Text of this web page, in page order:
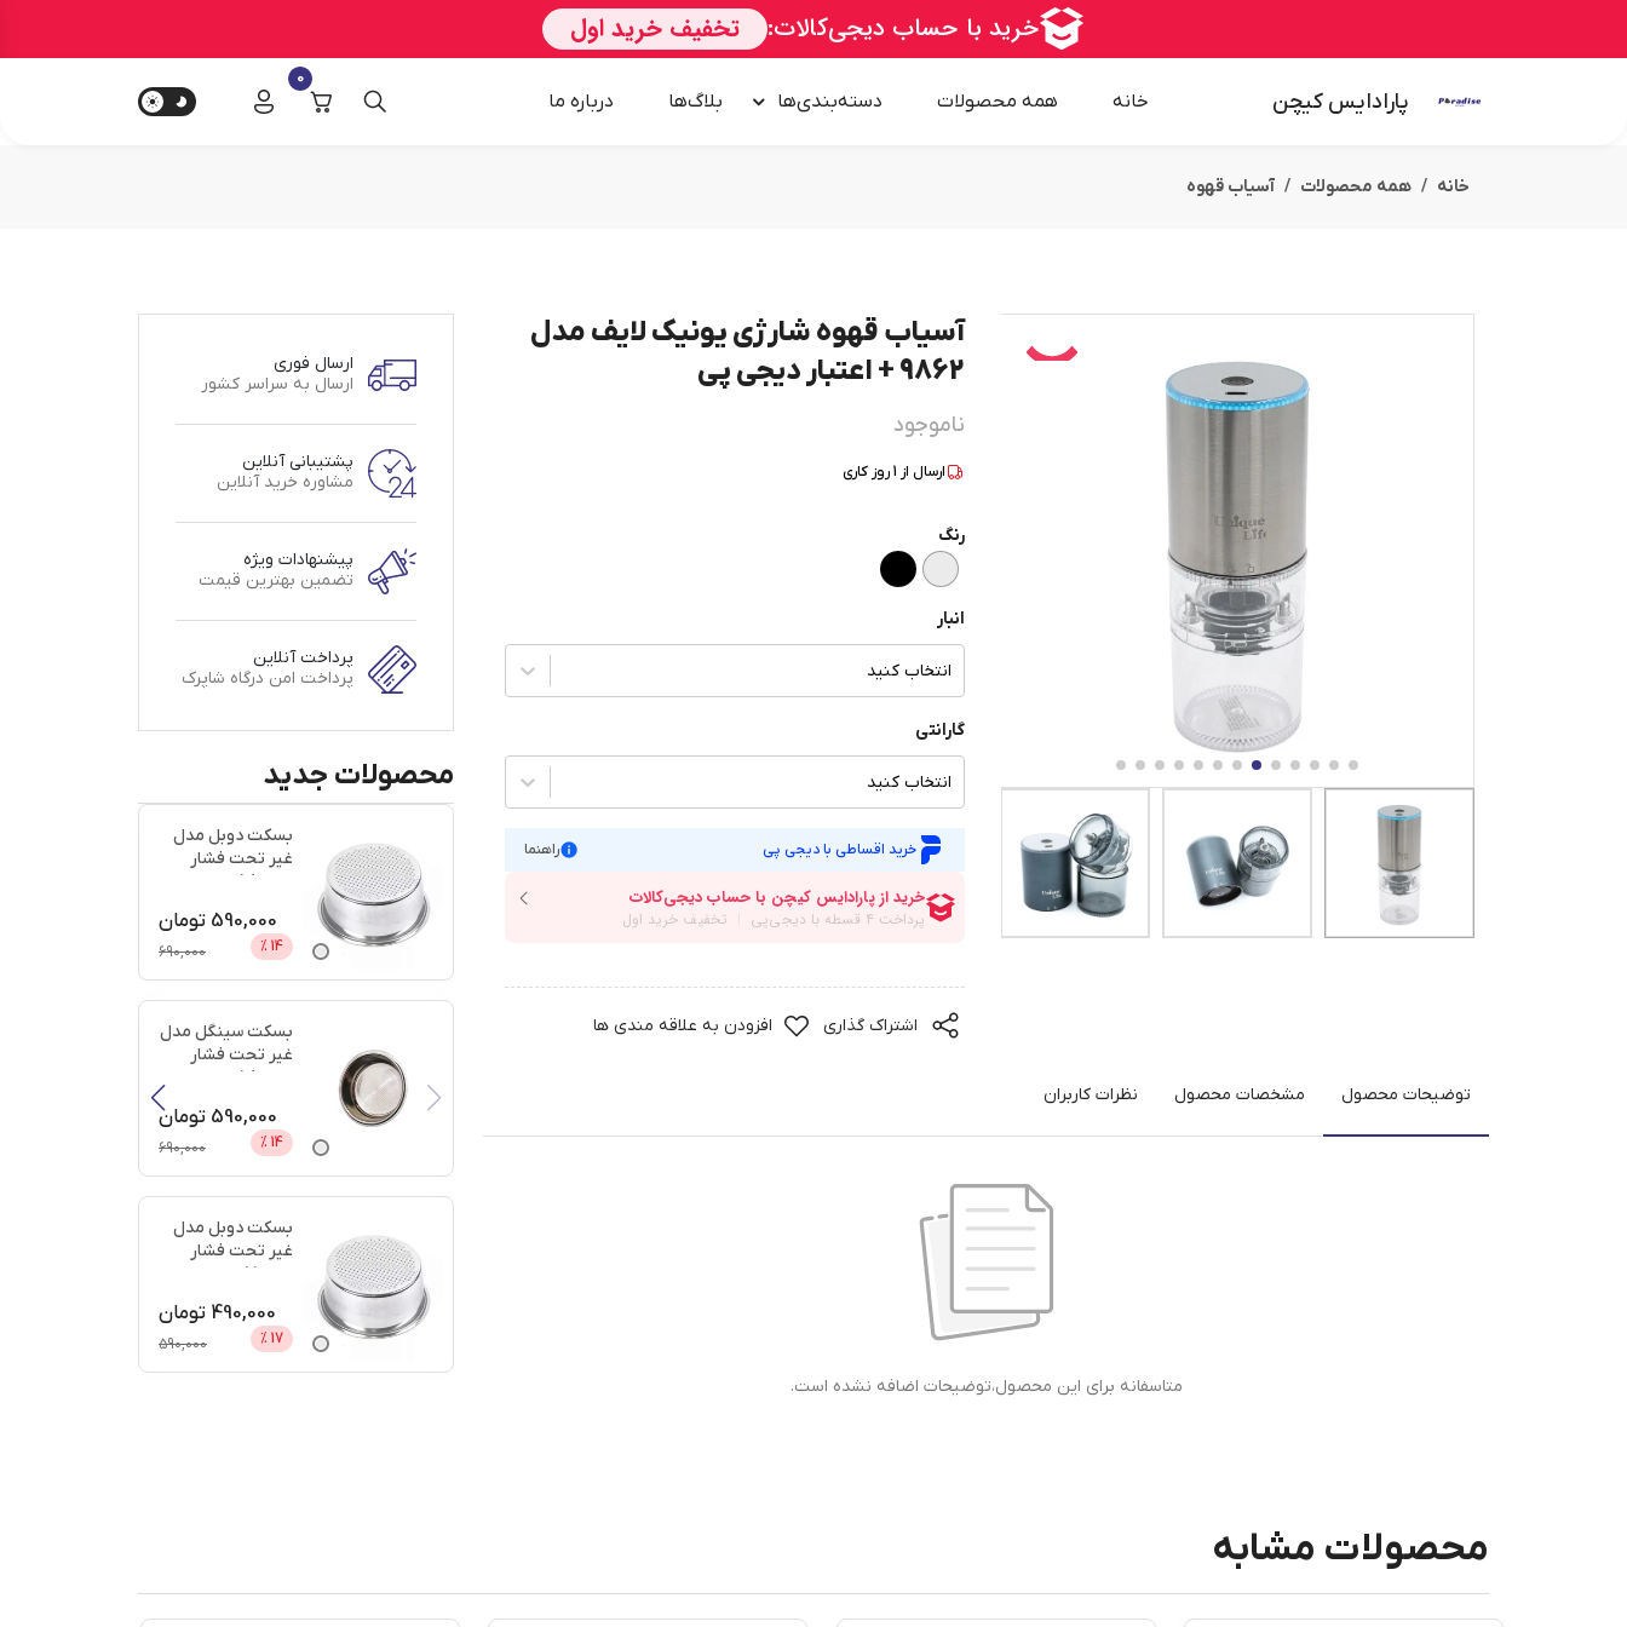
پارادایس کیچن خانه همه محصولات دسته‌بندی‌ها بلاگ‌ها درباره‌ ما
0
خانه همه محصولات آسیاب قهوه
آسیاب قهوه شارژی یونیک لایف مدل
9862 + اعتبار دیجی پی
ناموجود
ارسال از 1روز کاری
رنگ
انبار
انتخاب کنید
گارانتی
انتخاب کنید
خرید اقساطی با دیجی پی راهنما
اشتراک گذاری افزودن به علاقه مندی ها
توضیحات محصول مشخصات محصول نظرات کاربران
متاسفانه برای این محصول،توضیحات اضافه نشده است.
ارسال فوری
ارسال به سراسر کشور
پشتیبانی آنلاین
مشاوره خرید آنلاین
پیشنهادات ویژه
تضمین بهترین قیمت
پرداخت آنلاین
پرداخت امن درگاه شاپرک
محصولات جدید
بسکت دوبل مدل
غیر تحت فشار
590,000 تومان
14
%
690,000
بسکت سینگل مدل
غیر تحت فشار
590,000 تومان
14
%
690,000
بسکت دوبل مدل
غیر تحت فشار
490,000 تومان
17
%
590,000
محصولات مشابه